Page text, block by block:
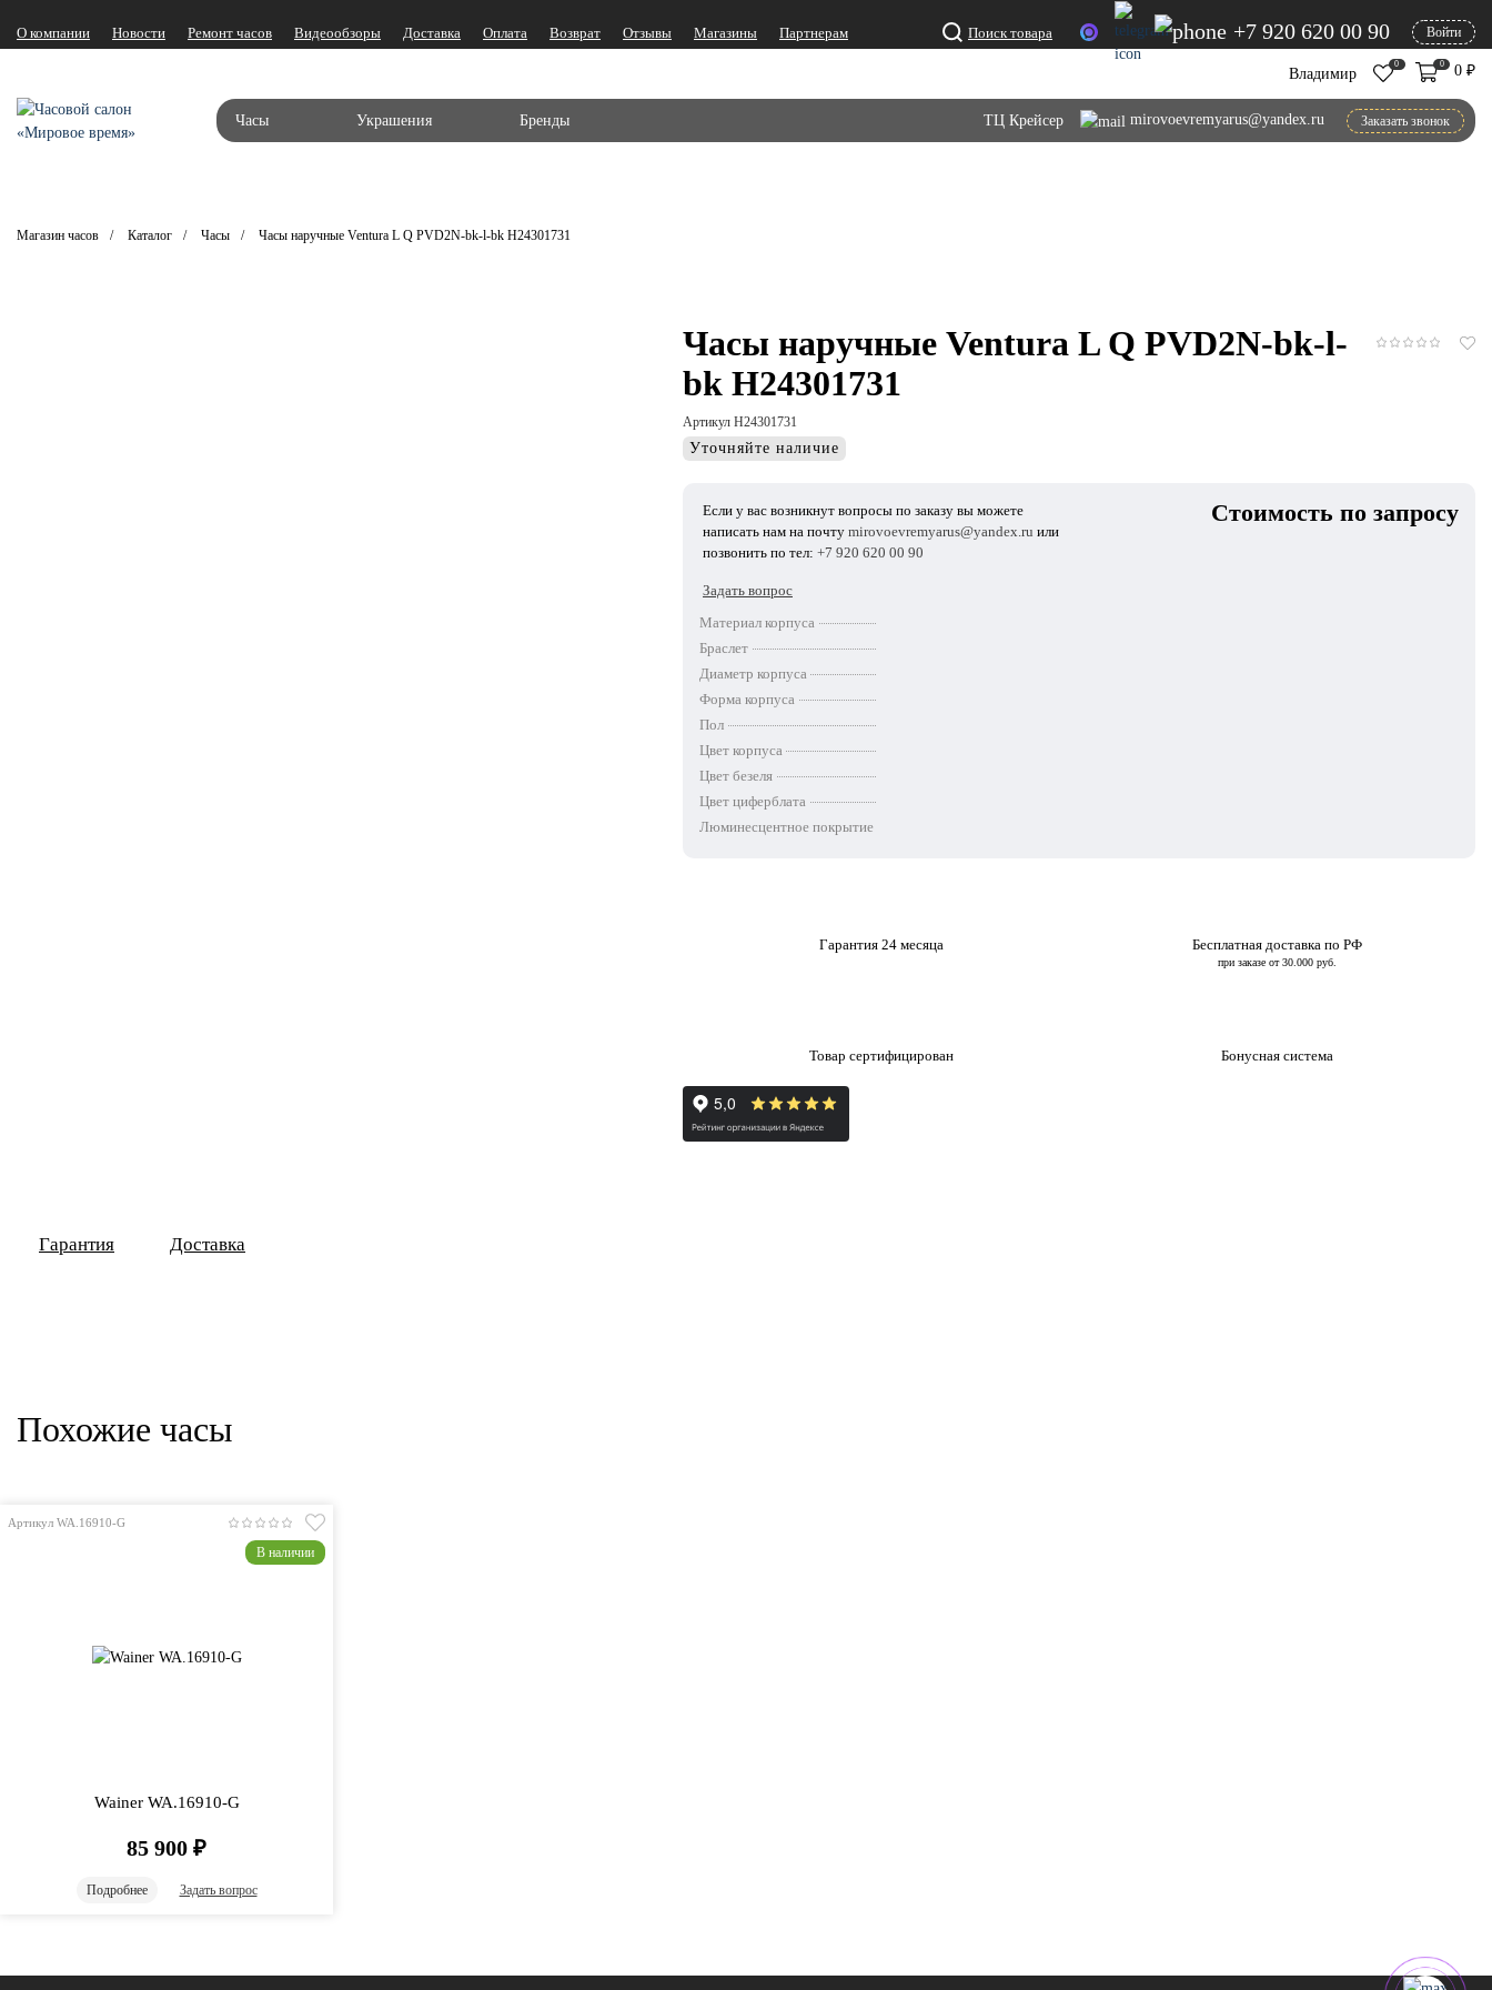
О компании Новости Ремонт часов Видеообзоры Доставка Оплата Возврат Отзывы Магазины Партнерам Поиск товара +7 920 620 00 90 Войти
Владимир
0 0 0 ₽
Часы Украшения Бренды ТЦ Крейсер mirovoevremyarus@yandex.ru Заказать звонок
Магазин часов Каталог Часы Часы наручные Ventura L Q PVD2N-bk-l-bk H24301731
Часы наручные Ventura L Q PVD2N-bk-l-
bk H24301731
Артикул H24301731
Уточняйте наличие
Если у вас возникнут вопросы по заказу вы можете
написать нам на почту mirovoevremyarus@yandex.ru или
позвонить по тел: +7 920 620 00 90
Задать вопрос
Стоимость по запросу
Материал корпуса
Браслет
Диаметр корпуса
Форма корпуса
Пол
Цвет корпуса
Цвет безеля
Цвет циферблата
Люминесцентное покрытие
Гарантия 24 месяца Бесплатная доставка по РФ
при заказе от 30.000 руб.
Товар сертифицирован Бонусная система
Гарантия Доставка
Похожие часы
Артикул WA.16910-G
В наличии
Wainer WA.16910-G
85 900 ₽
Подробнее Задать вопрос